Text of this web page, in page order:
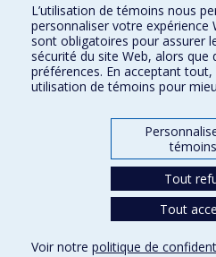
Orthophonie et audiologie
Réadaptation
Directions
L’utilisation de témoins nous
personnaliser votre expérience
sont obligatoires pour assurer
sécurité du site Web, alors que
préférences. En acceptant
utilisation de témoins pour
témoins
Tout
Tout
Voir notre politique de